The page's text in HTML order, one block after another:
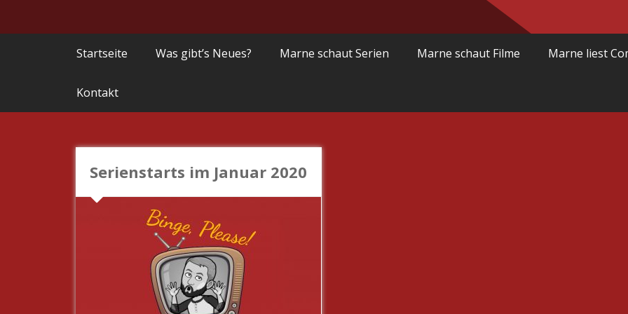
Startseite Was gibt’s Neues? Marne schaut Serien Marne schaut Filme Marne liest
Kontakt
Serienstarts im Januar 2020